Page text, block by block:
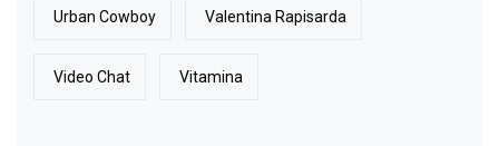
Urban Cowboy Valentina Rapisarda
Video Chat Vitamina